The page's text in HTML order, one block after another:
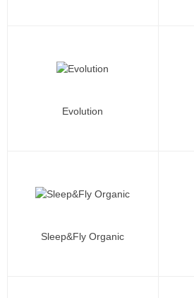
Evolution
Sleep&Fly Organic